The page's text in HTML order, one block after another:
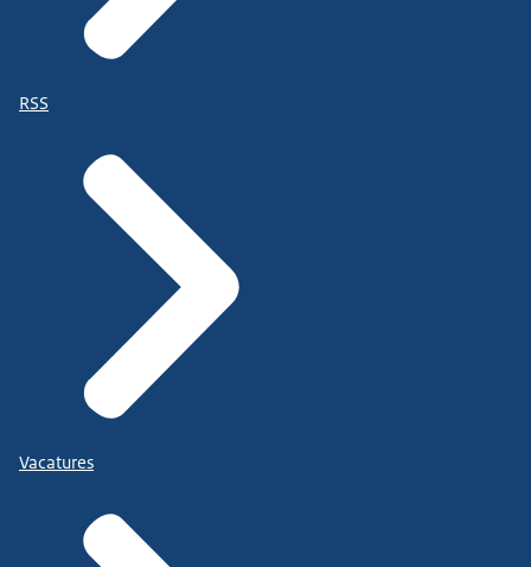
RSS
Vacatures